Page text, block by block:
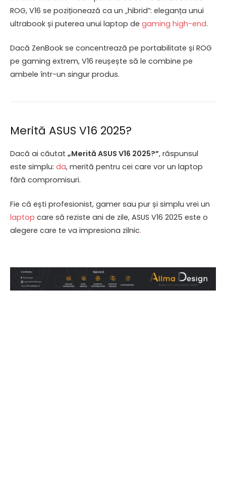
ROG, V16 se poziționează ca un „hibrid”: eleganța unui
ultrabook și puterea unui laptop de gaming high-end.
Dacă ZenBook se concentrează pe portabilitate și ROG
pe gaming extrem, V16 reușește să le combine pe
ambele într-un singur produs.
Merită ASUS V16 2025?
Dacă ai căutat „Merită ASUS V16 2025?”, răspunsul
este simplu: da, merită pentru cei care vor un laptop
fără compromisuri.
Fie că ești profesionist, gamer sau pur și simplu vrei un
laptop care să reziste ani de zile, ASUS V16 2025 este o
alegere care te va impresiona zilnic.